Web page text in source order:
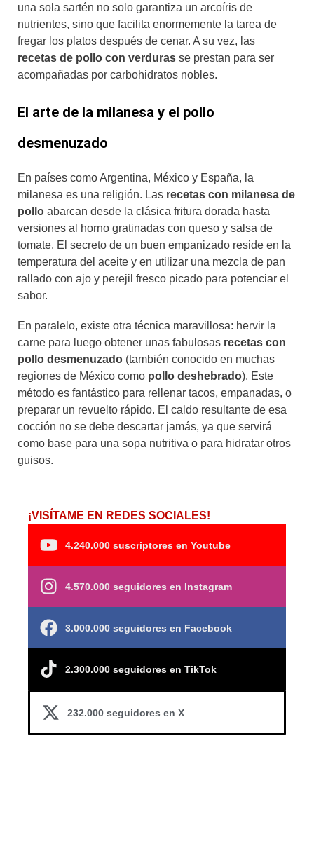
una sola sartén no solo garantiza un arcoíris de
nutrientes, sino que facilita enormemente la tarea de
fregar los platos después de cenar. A su vez, las
recetas de pollo con verduras se prestan para ser
acompañadas por carbohidratos nobles.
El arte de la milanesa y el pollo
desmenuzado
En países como Argentina, México y España, la
milanesa es una religión. Las recetas con milanesa de
pollo abarcan desde la clásica fritura dorada hasta
versiones al horno gratinadas con queso y salsa de
tomate. El secreto de un buen empanizado reside en la
temperatura del aceite y en utilizar una mezcla de pan
rallado con ajo y perejil fresco picado para potenciar el
sabor.
En paralelo, existe otra técnica maravillosa: hervir la
carne para luego obtener unas fabulosas recetas con
pollo desmenuzado (también conocido en muchas
regiones de México como pollo deshebrado). Este
método es fantástico para rellenar tacos, empanadas, o
preparar un revuelto rápido. El caldo resultante de esa
cocción no se debe descartar jamás, ya que servirá
como base para una sopa nutritiva o para hidratar otros
guisos.
¡VISÍTAME EN REDES SOCIALES!
4.240.000 suscriptores en Youtube
4.570.000 seguidores en Instagram
3.000.000 seguidores en Facebook
2.300.000 seguidores en TikTok
232.000 seguidores en X